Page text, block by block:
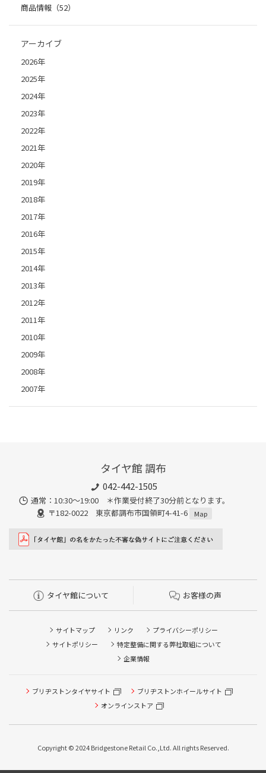
商品情報（52）
アーカイブ
2026年
2025年
2024年
2023年
2022年
2021年
2020年
2019年
2018年
2017年
2016年
2015年
2014年
2013年
2012年
2011年
2010年
2009年
2008年
2007年
タイヤ館 調布
042-442-1505
通常：10:30～19:00 ＊作業受付終了30分前となります。
〒182-0022 東京都調布市国領町4-41-6
Map
タイヤ館について お客様の声
サイトマップ リンク
プライバシーポリシー
サイトポリシー
特定整備に関する弊社取組について
企業情報
ブリヂストンタイヤサイト
ブリヂストンホイールサイト
オンラインストア
Copyright © 2024 Bridgestone Retail Co.,Ltd. All rights Reserved.
タイヤ点検・安全点検/タイヤ履き替え/オイル交換/その他
ピット作業の予約
本日のタイヤ履き替え順番待ち予約 ※クローク契約会員の